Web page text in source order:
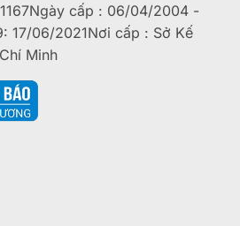
cấp : 06/04/2004 -
17/06/2021Nơi cấp : Sở Kế
Minh